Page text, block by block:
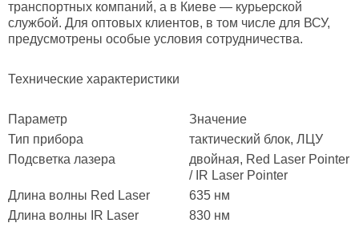
транспортных компаний, а в Киеве — курьерской
службой. Для оптовых клиентов, в том числе для ВСУ,
предусмотрены особые условия сотрудничества.
Технические характеристики
Параметр
Значение
Тип прибора
тактический блок, ЛЦУ
Подсветка лазера
двойная, Red Laser Pointer
/ IR Laser Pointer
Длина волны Red Laser
635 нм
Длина волны IR Laser
830 нм